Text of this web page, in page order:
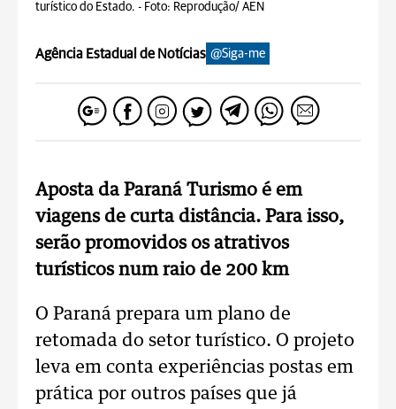
turístico do Estado. - Foto: Reprodução/ AEN
Agência Estadual de Notícias @Siga-me
Aposta da Paraná Turismo é em
viagens de curta distância. Para isso,
serão promovidos os atrativos
turísticos num raio de 200 km
O Paraná prepara um plano de
retomada do setor turístico. O projeto
leva em conta experiências postas em
prática por outros países que já